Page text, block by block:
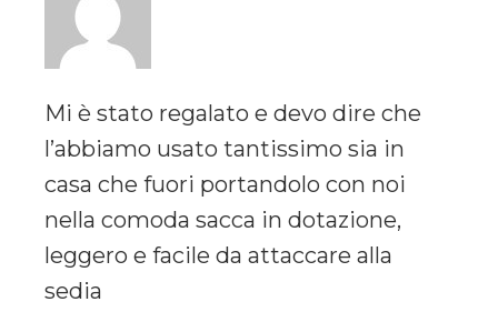
Mi è stato regalato e devo dire che
l’abbiamo usato tantissimo sia in
casa che fuori portandolo con noi
nella comoda sacca in dotazione,
leggero e facile da attaccare alla
sedia